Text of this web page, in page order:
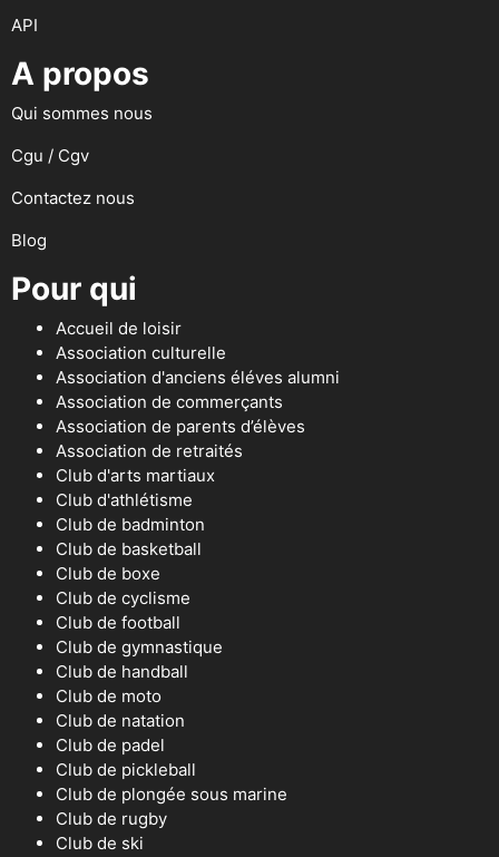
API
A propos
Qui sommes nous
Cgu / Cgv
Contactez nous
Blog
Pour qui
Accueil de loisir
Association culturelle
Association d'anciens éléves alumni
Association de commerçants
Association de parents d’élèves
Association de retraités
Club d'arts martiaux
Club d'athlétisme
Club de badminton
Club de basketball
Club de boxe
Club de cyclisme
Club de football
Club de gymnastique
Club de handball
Club de moto
Club de natation
Club de padel
Club de pickleball
Club de plongée sous marine
Club de rugby
Club de ski